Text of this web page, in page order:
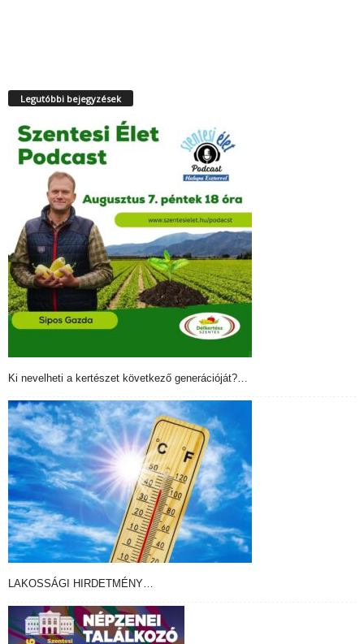
Legutóbbi bejegyzések
Ki nevelheti a kertészet következő generációját?…
LAKOSSÁGI HIRDETMÉNY…